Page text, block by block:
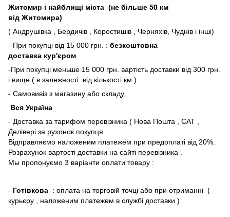
Житомир і найблищі міста (не більше 50 км
від Житомира)
( Андрушівка , Бердичів , Коростишів , Черняхів, Чуднів і інші)
- При покупці від 15 000 грн. : безкоштовна
доставка кур'єром
-При покупці меньше 15 000 грн. вартість доставки від 300 грн.
і вище ( в залежності від кількості км.)
- Самовивіз з магазину або складу.
Вся Україна
- Доставка за тарифом перевізника ( Нова Пошта , САТ ,
Делівері за рухонок покупця.
Відправляємо наложеним платежем при предоплаті від 20%.
Розрахунок вартості доставки на сайті перевізника .
Мы пропонуємо 3 варіанти оплати товару :
- Готівкова : оплата на торговій точці або при отриманні (
курьєру , наложеним платежем в службі доставки )